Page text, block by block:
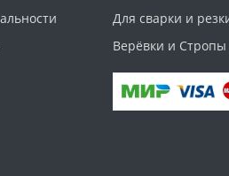
Для сварки и
Верёвки и Стропы